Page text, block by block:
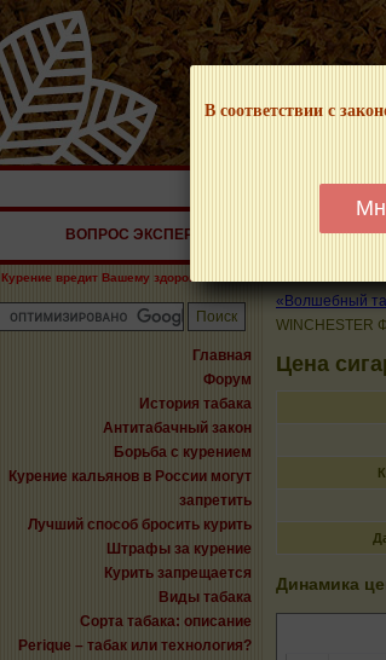
В соответствии с
НАШ ПОРТАЛ –
ВОПРОС ЭКСПЕРТУ
Курение вредит Вашему здоровью!
Главная
Форум
История табака
Антитабачный закон
Борьба с курением
Курение кальянов в России могут
запретить
Лучший способ бросить курить
Штрафы за курение
Курить запрещается
Виды табака
Сорта табака: описание
Perique – табак или технология?
«Волшебный
Цена
Динамика